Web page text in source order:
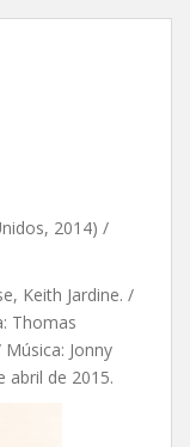
2014) /
Keith Jardine. /
Thomas
Jonny
abril de 2015.